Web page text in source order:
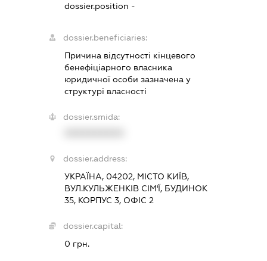
dossier.position -
dossier.beneficiaries:
Причина відсутності кінцевого
бенефіціарного власника
юридичної особи зазначена у
структурі власності
dossier.smida:
dossier.address:
УКРАЇНА, 04202, МІСТО КИЇВ,
ВУЛ.КУЛЬЖЕНКІВ СІМ'Ї, БУДИНОК
35, КОРПУС 3, ОФІС 2
dossier.capital:
0 грн.